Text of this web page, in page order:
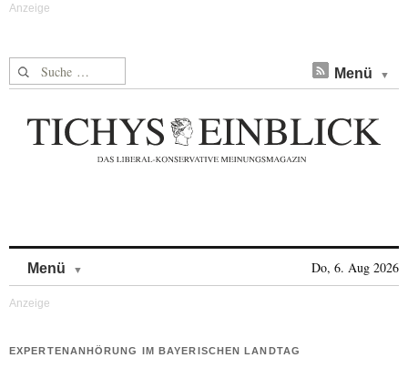
Suche nach: Menü
Menü Do, 6. Aug 2026
EXPERTENANHÖRUNG IM BAYERISCHEN LANDTAG